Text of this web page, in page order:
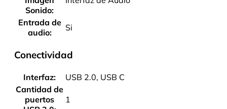
Sonido:
Entrada de
audio:
Si
Conectividad
Interfaz:
USB 2.0, USB C
Cantidad de
puertos
1